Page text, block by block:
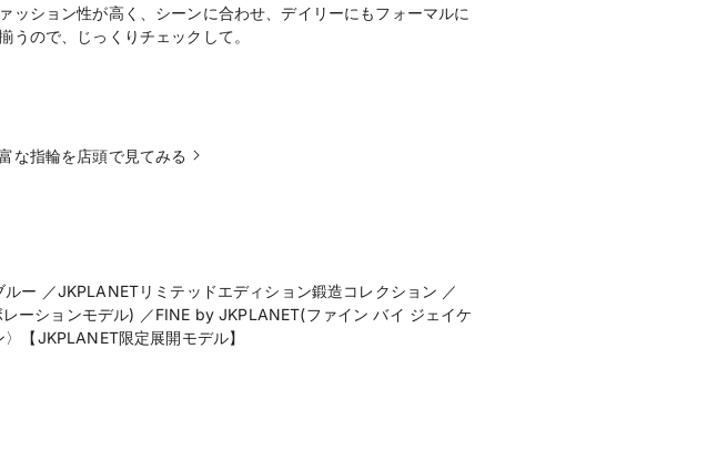
ッション性が高く、シーンに合わせ、デイリーにもフォーマルに
うので、じっくりチェックして。
な指輪を店頭で見てみる
ー ／JKPLANETリミテッドエディション鍛造コレクション ／
ーションモデル) ／FINE by JKPLANET(ファイン バイ ジェイケ
【JKPLANET限定展開モデル】